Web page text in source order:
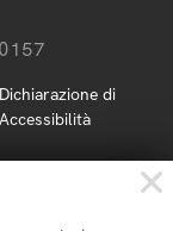
Dichiarazione di
Accessibilità